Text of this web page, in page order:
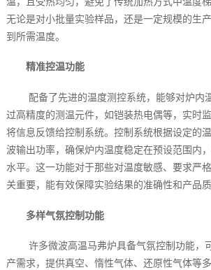
无论是对小批量实验样品，还是一定规模的生
到所需温度。
精准控温功能
配备了先进的温度测控系统，能够对炉内
过高精度的测温元件，如铠装热电偶等，实时
将信息反馈给控制系统。控制系统根据设定的
波输出功率，确保炉内温度稳定在预设范围内
水平。这一功能对于那些对温度敏感、要求严
关重要，能有效保障实验结果的准确性和产品质
多样气氛控制功能
许多微波高温马弗炉具备气氛控制功能，
产需求，提供真空、惰性气体、还原性气体等